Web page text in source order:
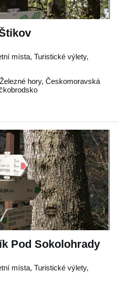
místa, Turistické výlety,
Železné hory, Českomoravská
Pod Sokolohrady
místa, Turistické výlety,